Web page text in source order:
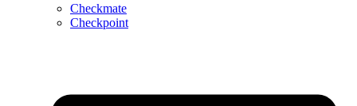
Checkmate
Checkpoint